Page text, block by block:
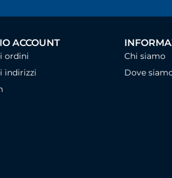
ACCOUNT
ordini
indirizzi
Chi siamo
Dove